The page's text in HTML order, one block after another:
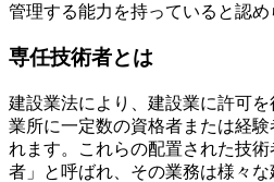
管理する能力を持っていると認め
専任技術者とは
建設業法により、建設業に許可
業所に一定数の資格者または経
れます。これらの配置された技
者」と呼ばれ、その業務は様々